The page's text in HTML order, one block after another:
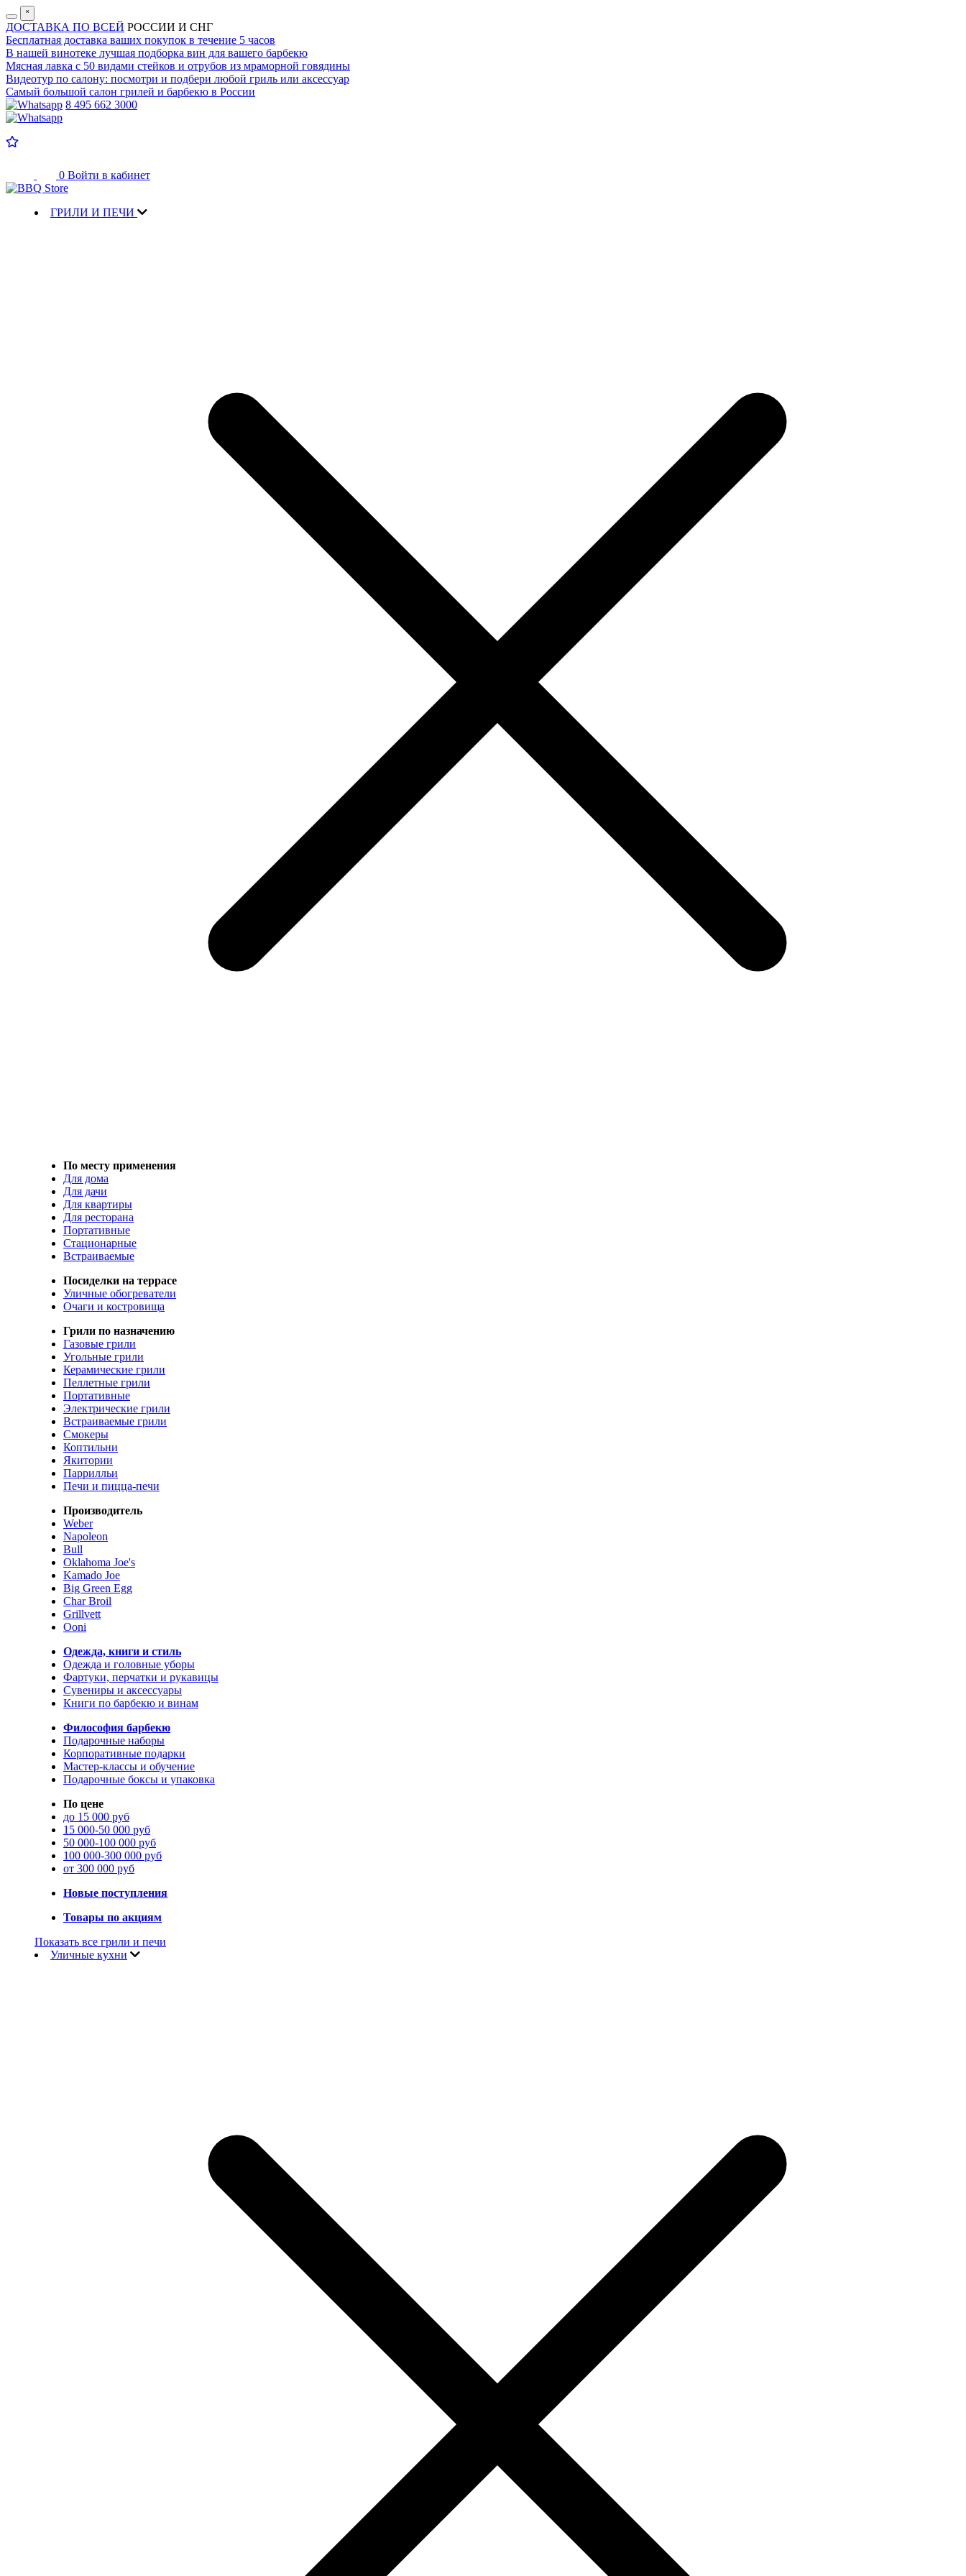
˟
ДОСТАВКА ПО ВСЕЙ РОССИИ И СНГ
Бесплатная доставка ваших покупок в течение 5 часов
В нашей винотеке лучшая подборка вин для вашего барбекю
Мясная лавка с 50 видами стейков и отрубов из мраморной говядины
Видеотур по салону: посмотри и подбери любой гриль или аксессуар
Самый большой салон грилей и барбекю в России
8 495 662 3000
0 Войти в кабинет
ГРИЛИ И ПЕЧИ
По месту применения
Для дома
Для дачи
Для квартиры
Для ресторана
Портативные
Стационарные
Встраиваемые
Посиделки на террасе
Уличные обогреватели
Очаги и костровища
Грили по назначению
Газовые грили
Угольные грили
Керамические грили
Пеллетные грили
Портативные
Электрические грили
Встраиваемые грили
Смокеры
Коптильни
Якитории
Паррилльи
Печи и пицца-печи
Производитель
Weber
Napoleon
Bull
Oklahoma Joe's
Kamado Joe
Big Green Egg
Char Broil
Grillvett
Ooni
Одежда, книги и стиль
Одежда и головные уборы
Фартуки, перчатки и рукавицы
Сувениры и аксессуары
Книги по барбекю и винам
Философия барбекю
Подарочные наборы
Корпоративные подарки
Мастер-классы и обучение
Подарочные боксы и упаковка
По цене
до 15 000 руб
15 000-50 000 руб
50 000-100 000 руб
100 000-300 000 руб
от 300 000 руб
Новые поступления
Товары по акциям
Показать все грили и печи
Уличные кухни